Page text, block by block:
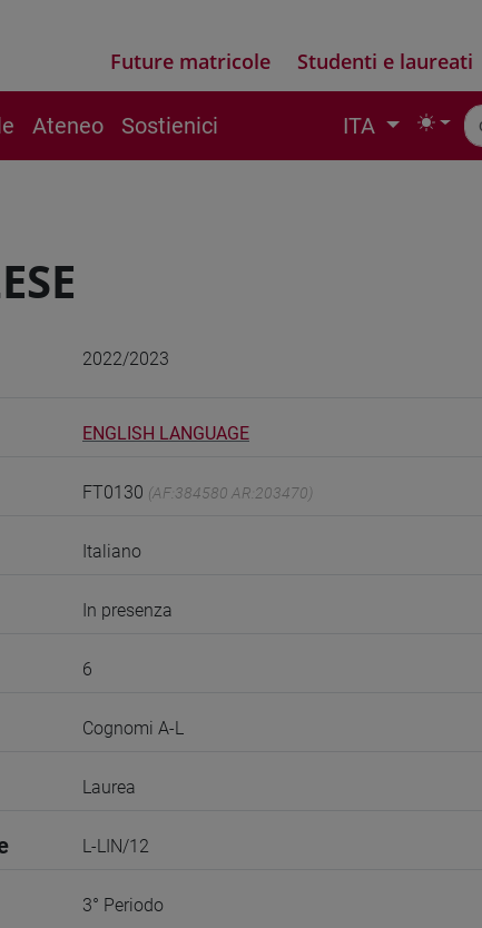
Future matricole Studenti e laureati
Ateneo Sostienici ITA
2022/2023
ENGLISH LANGUAGE
FT0130 (AF:384580 AR:203470)
Italiano
In presenza
6
Cognomi A-L
Laurea
L-LIN/12
3° Periodo